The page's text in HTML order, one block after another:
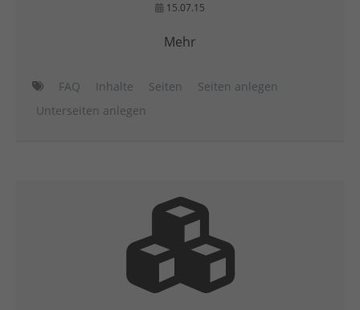
15.07.15
Mehr
FAQ Inhalte Seiten
Seiten anlegen
Unterseiten anlegen